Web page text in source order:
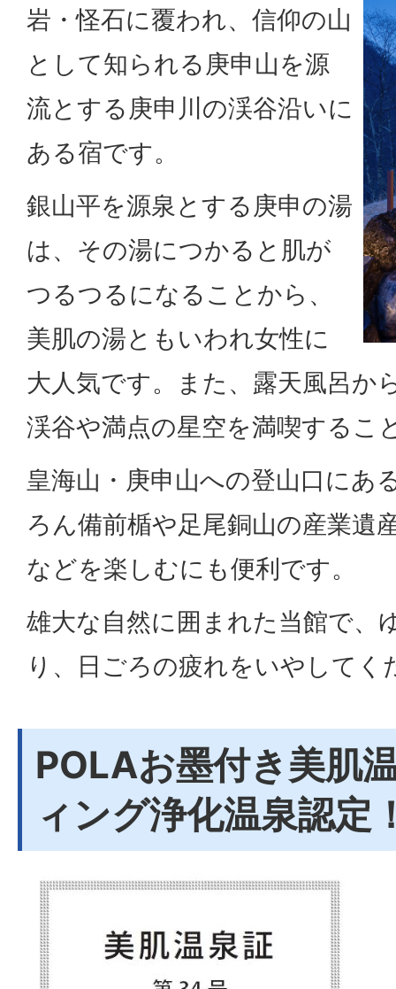
岩・怪石に覆われ、信仰の山
として知られる庚申山を源
流とする庚申川の渓谷沿いに
ある宿です。
銀山平を源泉とする庚申の湯
は、その湯につかると肌が
つるつるになることから、
美肌の湯ともいわれ女性に
大人気です。また、露天風呂か
渓谷や満点の星空を満喫するこ
皇海山・庚申山への登山口にあ
ろん備前楯や足尾銅山の産業遺
などを楽しむにも便利です。
雄大な自然に囲まれた当館で、
り、日ごろの疲れをいやしてく
POLAお墨付き美肌
ィング浄化温泉認定